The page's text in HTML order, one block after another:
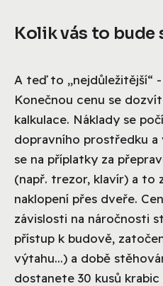
Kolik vás to bude
A teď to „nejdůležitější“
Konečnou cenu se
kalkulace. Náklady se
dopravního prostředku
se na příplatky za
(např. trezor, klavír) a to
naklopení přes dveře.
závislosti na náročnosti
přístup k budově,
výtahu...) a době
dostanete 30 kusů krabic